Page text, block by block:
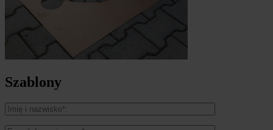
Szablony